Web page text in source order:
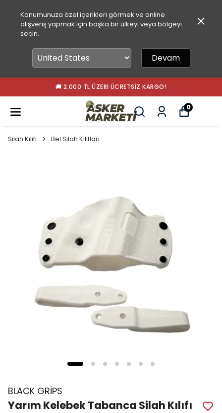
Konumunuza özel içerikleri görmek ve online
alışveriş yapmak için başka bir ülkeyi veya bölgeyi
seçin.
Devam
🚚 2.000 TL ÜZERI ÜCRETSIZ KARGO!
0
Silah Kılıfı Bel Silah Kılıfları
BLACK GRİPS
Yarım Kelebek Tabanca Silah Kılıfı